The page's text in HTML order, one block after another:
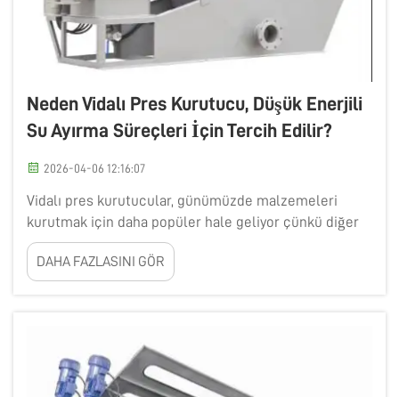
Neden Vidalı Pres Kurutucu, Düşük Enerjili
Su Ayırma Süreçleri İçin Tercih Edilir?
2026-04-06 12:16:07
Vidalı pres kurutucular, günümüzde malzemeleri
kurutmak için daha popüler hale geliyor çünkü diğer
birçok yöntemden daha az enerji kullanıyorlar. Bu da
maliyetleri düşürmek ve verimliliği artırmak isteyen
şirketler için iyi bir seçim haline getiriyor. Vidalı pres
DAHA FAZLASINI GÖR